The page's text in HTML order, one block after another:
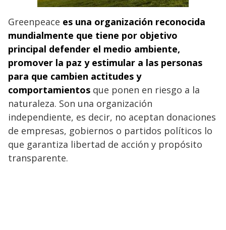
Greenpeace es una organización reconocida
mundialmente que tiene por objetivo
principal defender el medio ambiente,
promover la paz y estimular a las personas
para que cambien actitudes y
comportamientos que ponen en riesgo a la
naturaleza. Son una organización
independiente, es decir, no aceptan donaciones
de empresas, gobiernos o partidos políticos lo
que garantiza libertad de acción y propósito
transparente.